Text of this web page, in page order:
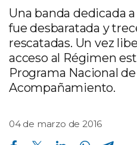
Una banda dedicada
fue desbaratada y
rescatadas. Un vez
acceso al Régimen
Programa Nacional
Acompañamiento.
04 de marzo de 2016
Compartir en Facebook Compartir en Twitter Compartir en Linkedin Compartir en Whatsapp